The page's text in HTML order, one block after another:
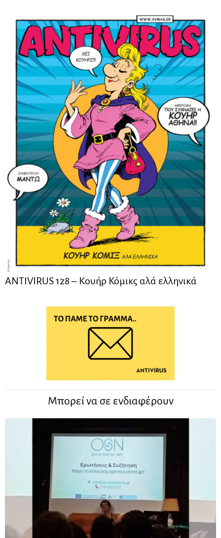
ANTIVIRUS 128 – Kουήρ Κόμικς αλά ελληνικά
Μπορεί να σε ενδιαφέρουν